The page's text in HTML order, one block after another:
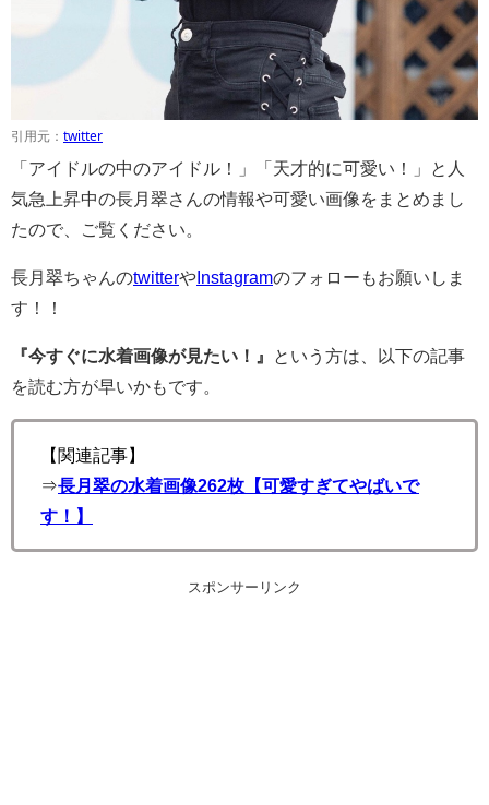
引用元： twitter
「アイドルの中のアイドル！」「天才的に可愛い！」と人
気急上昇中の長月翠さんの情報や可愛い画像をまとめまし
たので、ご覧ください。
長月翠ちゃんのtwitterやInstagramのフォローもお願いしま
す！！
『今すぐに水着画像が見たい！』
という方は、以下の記事
を読む方が早いかもです。
【関連記事】
⇒長月翠の水着画像262枚【可愛すぎてやばいで
す！】
スポンサーリンク